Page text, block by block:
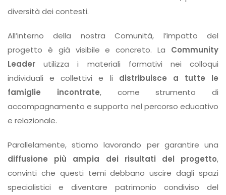
diversità dei contesti.
All’interno della nostra Comunità, l’impatto del
progetto è già visibile e concreto. La Community
Leader utilizza i materiali formativi nei colloqui
individuali e collettivi e li distribuisce a tutte le
famiglie incontrate, come strumento di
accompagnamento e supporto nel percorso educativo
e relazionale.
Parallelamente, stiamo lavorando per garantire una
diffusione più ampia dei risultati del progetto,
convinti che questi temi debbano uscire dagli spazi
specialistici e diventare patrimonio condiviso del